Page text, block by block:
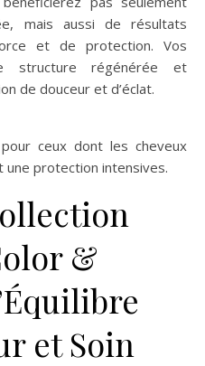
mais aussi de résultats
et de protection. Vos
structure régénérée et
de douceur et d’éclat.
ceux dont les cheveux
protection intensives.
&
et Soin